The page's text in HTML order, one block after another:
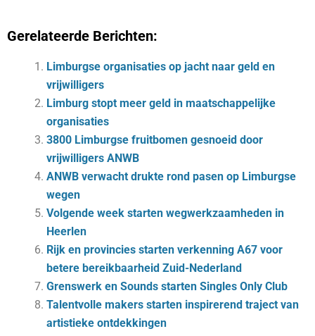
Gerelateerde Berichten:
Limburgse organisaties op jacht naar geld en
vrijwilligers
Limburg stopt meer geld in maatschappelijke
organisaties
3800 Limburgse fruitbomen gesnoeid door
vrijwilligers ANWB
ANWB verwacht drukte rond pasen op Limburgse
wegen
Volgende week starten wegwerkzaamheden in
Heerlen
Rijk en provincies starten verkenning A67 voor
betere bereikbaarheid Zuid-Nederland
Grenswerk en Sounds starten Singles Only Club
Talentvolle makers starten inspirerend traject van
artistieke ontdekkingen